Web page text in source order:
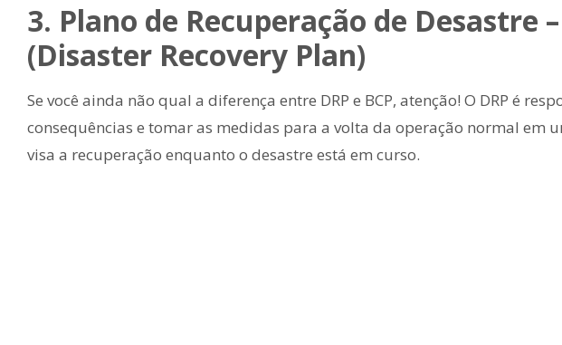
3. Plano de Recuperação de Desastre
(Disaster Recovery Plan)
Se você ainda não qual a diferença entre DRP e BCP, atenção! O DRP é
consequências e tomar as medidas para a volta da operação normal em
visa a recuperação enquanto o desastre está em curso.